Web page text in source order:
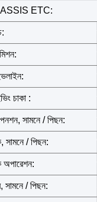
ETC:
চাকা :
সামনে / পিছন:
সামনে / পিছন:
অপারেশন:
সামনে / পিছন: